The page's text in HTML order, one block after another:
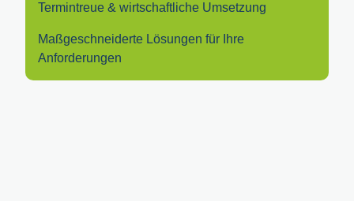
Termintreue & wirtschaftliche Umsetzung
Maßgeschneiderte Lösungen für Ihre
Anforderungen